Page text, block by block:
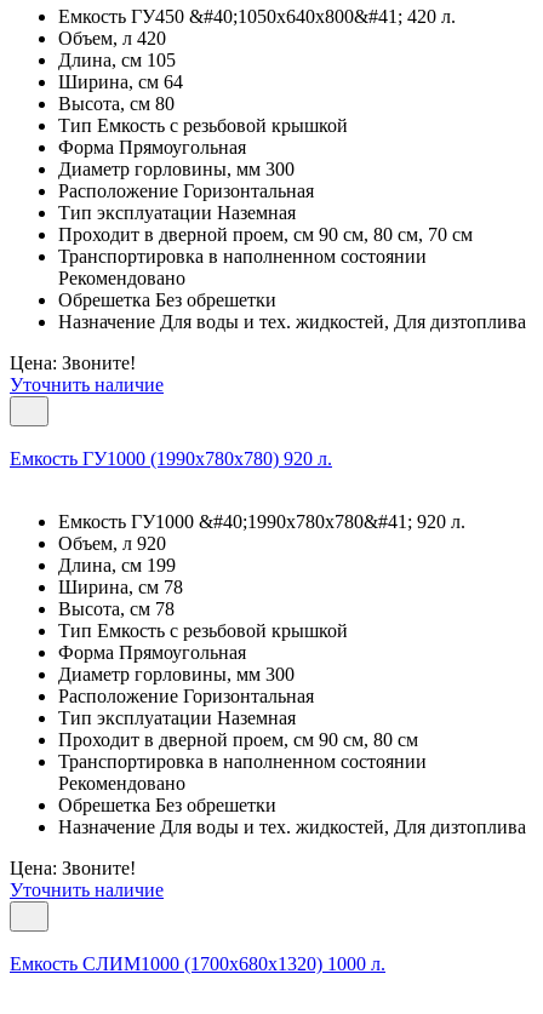
Емкость ГУ450 &#40;1050х640х800&#41; 420 л.
Объем, л 420
Длина, см 105
Ширина, см 64
Высота, см 80
Тип Емкость с резьбовой крышкой
Форма Прямоугольная
Диаметр горловины, мм 300
Расположение Горизонтальная
Тип эксплуатации Наземная
Проходит в дверной проем, см 90 см, 80 см, 70 см
Транспортировка в наполненном состоянии
Рекомендовано
Обрешетка Без обрешетки
Назначение Для воды и тех. жидкостей, Для дизтоплива
Цена: Звоните!
Уточнить наличие
Емкость ГУ1000 (1990х780х780) 920 л.
Емкость ГУ1000 &#40;1990х780х780&#41; 920 л.
Объем, л 920
Длина, см 199
Ширина, см 78
Высота, см 78
Тип Емкость с резьбовой крышкой
Форма Прямоугольная
Диаметр горловины, мм 300
Расположение Горизонтальная
Тип эксплуатации Наземная
Проходит в дверной проем, см 90 см, 80 см
Транспортировка в наполненном состоянии
Рекомендовано
Обрешетка Без обрешетки
Назначение Для воды и тех. жидкостей, Для дизтоплива
Цена: Звоните!
Уточнить наличие
Емкость СЛИМ1000 (1700х680х1320) 1000 л.